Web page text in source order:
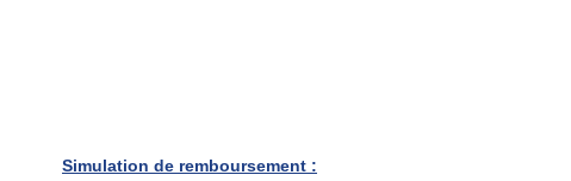
Simulation de remboursement :